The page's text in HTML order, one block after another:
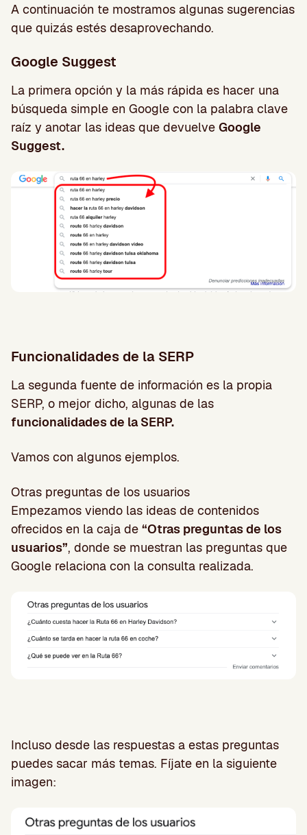
A continuación te mostramos algunas sugerencias
que quizás estés desaprovechando.
Google Suggest
La primera opción y la más rápida es hacer una
búsqueda simple en Google con la palabra clave
raíz y anotar las ideas que devuelve Google
Suggest.
Funcionalidades de la SERP
La segunda fuente de información es la propia
SERP, o mejor dicho, algunas de las
funcionalidades de la SERP.
Vamos con algunos ejemplos.
Otras preguntas de los usuarios
Empezamos viendo las ideas de contenidos
ofrecidos en la caja de “Otras preguntas de los
usuarios”, donde se muestran las preguntas que
Google relaciona con la consulta realizada.
Incluso desde las respuestas a estas preguntas
puedes sacar más temas. Fíjate en la siguiente
imagen: